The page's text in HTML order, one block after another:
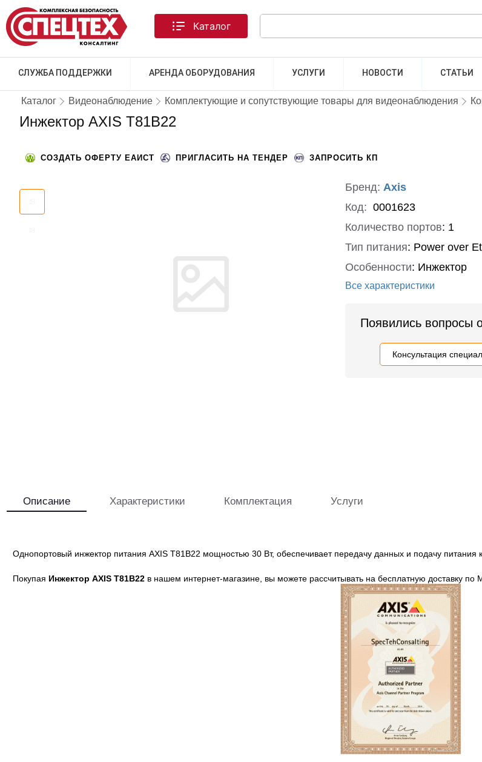
СЛУЖБА ПОДДЕРЖКИ АРЕНДА ОБОРУДОВАНИЯ УСЛУГИ НОВОСТИ СТАТЬИ
Каталог
Каталог Видеонаблюдение Комплектующие и сопутствующие товары для видеонаблюдения
Инжектор AXIS T81B22
СОЗДАТЬ ОФЕРТУ ЕАИСТ ПРИГЛАСИТЬ НА ТЕНДЕР ЗАПРОСИТЬ КП
Бренд: Axis
Код: 0001623
Количество портов: 1
Тип питания: Power over
Особенности: Инжектор
Все характеристики
Появились вопросы
Консультация
Описание
Однопортовый инжектор питания AXIS T81B22 мощностью 30 Вт, обеспечивает передачу данных и подачу питания к
Покупая Инжектор AXIS T81B22 в нашем интернет-магазине, вы можете рассчитывать на бесплатную доставку по
Характеристики Комплектация Услуги